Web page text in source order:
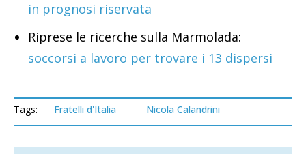
in prognosi riservata
Riprese le ricerche sulla Marmolada:
soccorsi a lavoro per trovare i 13 dispersi
Tags: Fratelli d'Italia Nicola Calandrini